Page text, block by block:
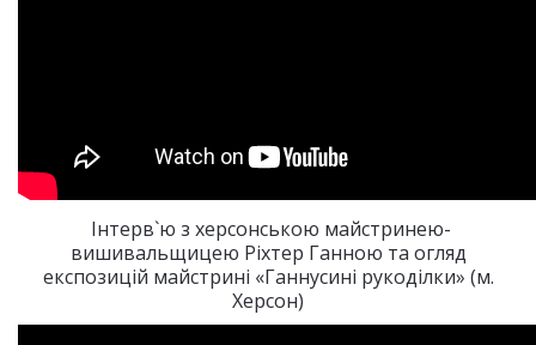
Інтерв`ю з херсонською майстринею-
вишивальщицею Ріхтер Ганною та огляд
експозицій майстрині «Ганнусині рукоділки» (м.
Херсон)